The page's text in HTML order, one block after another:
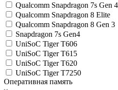
Qualcomm Snapdragon 7s Gen 4
Qualcomm Snapdragon 8 Elite
Qualcomm Snapdragon 8 Gen 3
Snapdragon 7s Gen4
UniSoC Tiger T606
UniSoC Tiger T615
UniSoC Tiger T620
UniSoC Tiger T7250
Оперативная память